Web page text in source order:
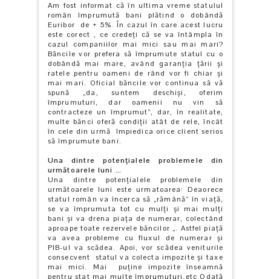
Am fost informat că în ultima vreme statulul
român împrumută bani plătind o dobândă
Euribor de + 5%. În cazul în care acest lucru
este corect , ce credeți că se va întâmpla în
cazul companiilor mai mici sau mai mari?
Băncile vor prefera să împrumute statul cu o
dobândă mai mare, având garanţia ţării şi
ratele pentru oameni de rând vor fi chiar și
mai mari. Oficial băncile vor continua să vă
spună „da, suntem deschiși, oferim
împrumuturi, dar oamenii nu vin să
contracteze un împrumut”, dar, în realitate,
multe bănci oferă condiții atât de rele, încât
în cele din urmă împiedica orice client serios
să împrumute bani.
Una dintre potențialele problemele din
următoarele luni …
Una dintre potențialele problemele din
următoarele luni este urmatoarea: Deaorece
statul român va încerca să „rămână” în viaţă,
se va împrumuta tot cu mulţi şi mai mulți
bani și va drena piaţa de numerar, colectând
aproape toate rezervele băncilor „. Astfel piaţă
va avea probleme cu fluxul de numerar şi
PIB-ul va scădea. Apoi, vor scădea veniturile
consecvent statul va colecta impozite și taxe
mai mici. Mai puține impozite înseamnă
pentru stat mai multe împrumuturi,etc Odată